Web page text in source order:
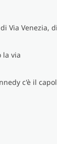
Via Venezia,
la via
c'è il